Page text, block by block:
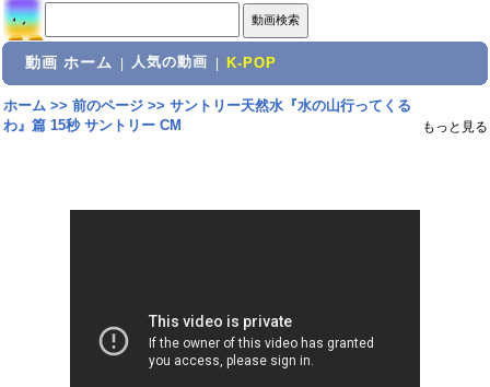
動画 ホーム 人気の動画 K-POP
ホーム>> 前のページ>> サントリー天然水『水の山行ってくる
わ』篇 15秒 サントリー CM
もっと見る